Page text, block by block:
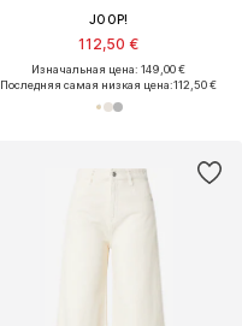
JOOP!
112,50 €
Изначальная цена: 149,00 €
Последняя самая низкая цена:112,50 €